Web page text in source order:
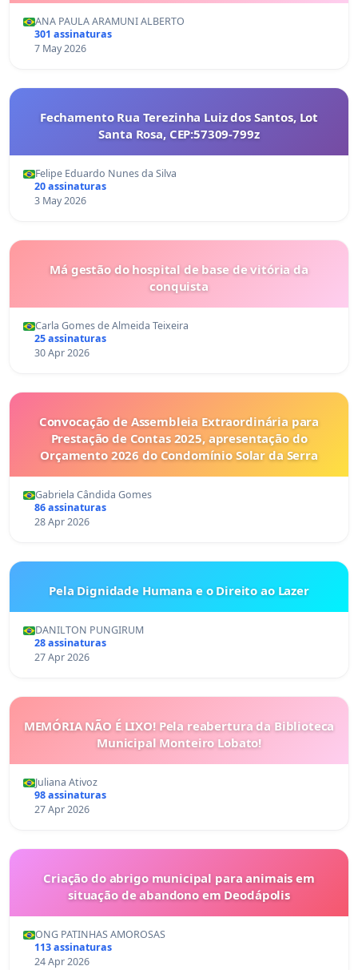
ANA PAULA ARAMUNI ALBERTO
301 assinaturas
7 May 2026
Fechamento Rua Terezinha Luiz dos Santos, Lot
Santa Rosa, CEP:57309-799z
Felipe Eduardo Nunes da Silva
20 assinaturas
3 May 2026
Má gestão do hospital de base de vitória da
conquista
Carla Gomes de Almeida Teixeira
25 assinaturas
30 Apr 2026
Convocação de Assembleia Extraordinária para
Prestação de Contas 2025, apresentação do
Orçamento 2026 do Condomínio Solar da Serra
Gabriela Cândida Gomes
86 assinaturas
28 Apr 2026
Pela Dignidade Humana e o Direito ao Lazer
DANILTON PUNGIRUM
28 assinaturas
27 Apr 2026
MEMÓRIA NÃO É LIXO! Pela reabertura da Biblioteca
Municipal Monteiro Lobato!
Juliana Ativoz
98 assinaturas
27 Apr 2026
Criação do abrigo municipal para animais em
situação de abandono em Deodápolis
ONG PATINHAS AMOROSAS
113 assinaturas
24 Apr 2026